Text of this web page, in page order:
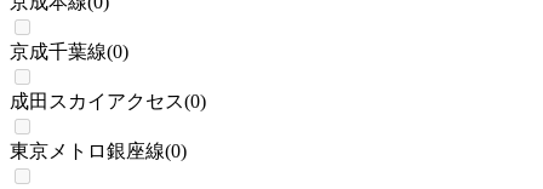
京成千葉線(0)
成田スカイアクセス(0)
東京メトロ銀座線(0)